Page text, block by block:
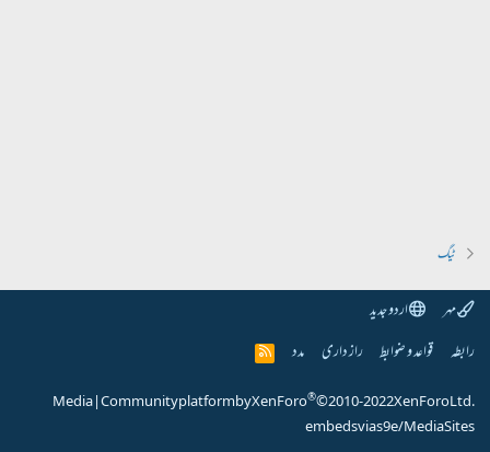
ٹیگ
مہر
اردو جدید
رابطہ قواعد و ضوابط راز داری مدد
R
S
Community platform by XenForo®© 2010-2022 XenForo Ltd.
|
Media
embeds via s9e/MediaSites